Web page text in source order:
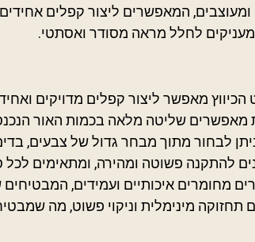
ומעוצבים, המאפשרים ליצור קפלים
לחלל מראה מסודר ואסתטי.
מאפשר ליצור קפלים מדויקים
מאפשרים שליטה מלאה בכמות האור
לבחור מתוך מבחר גדול של צבעים,
להתקנה פשוטה ומהירה, ומתאימים לכל
מחומרים איכותיים ועמידים,
תחזוקה מינימלית וניקוי פשוט, מה